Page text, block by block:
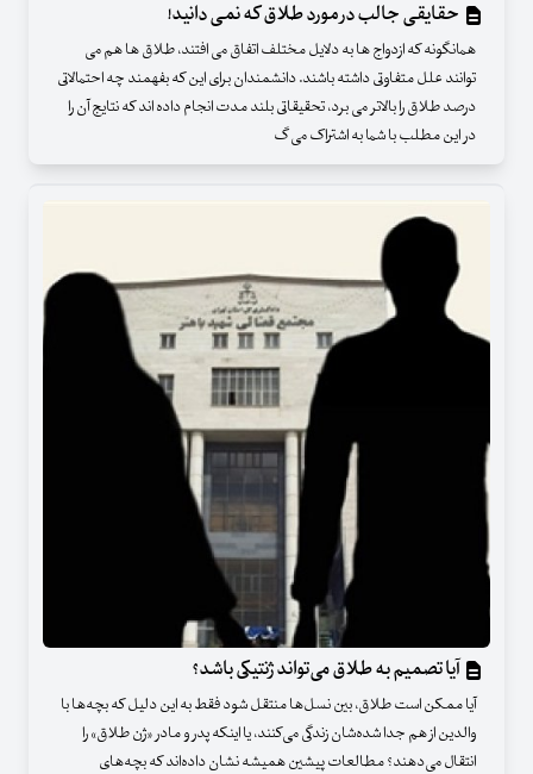
حقایقی جالب در مورد طلاق که نمی دانید!
همانگونه که ازدواج ها به دلایل مختلف اتفاق می افتند، طلاق ها هم می
توانند علل متفاوتی داشته باشند. دانشمندان برای این که بفهمند چه احتمالاتی
درصد طلاق را بالاتر می برد، تحقیقاتی بلند مدت انجام داده اند که نتایج آن را
در این مطلب با شما به اشتراک می گ
آیا تصمیم به طلاق می‌تواند ژنتیکی باشد؟
آیا ممکن است طلاق، بین نسل‌ها منتقل شود فقط به این دلیل که بچه‌ها با
والدین از هم جدا شده‌شان زندگی می‌کنند، یا اینکه پدر و مادر «ژن طلاق» را
انتقال می‌دهند؟ مطالعات پیشین همیشه نشان داده‌اند که بچه‌های